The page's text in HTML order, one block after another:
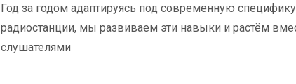
Год за годом адаптируясь под современную
радиостанции, мы развиваем эти навыки и растём
слушателями